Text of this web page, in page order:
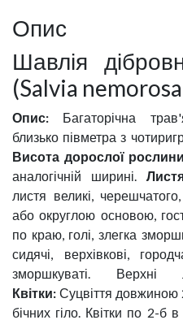
Опис
Шавлія
(Salvia
Опис: Багаторічна
близько півметра з
Висота дорослої
аналогічній ширині.
листя великі,
або округлою основою,
по краю, голі, злегка
сидячі, верхівкові,
зморшкуваті. Верхні
Квітки: Суцвіття довжиною
бічних гіло. Квітки по 2-б